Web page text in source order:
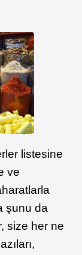
listesine
ve
şunu da
size her ne